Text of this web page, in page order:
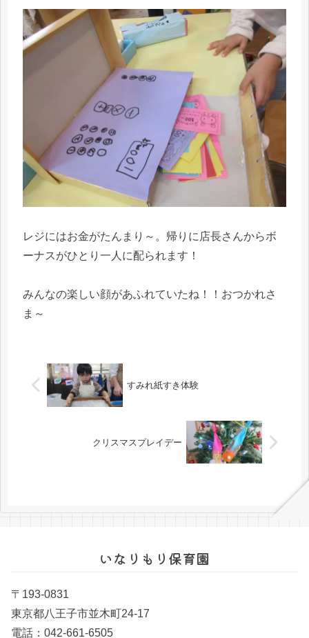
レジにはお金がたんまり～。帰りに店長さんからボ
ーナスがひとり一人に配られます！
みんなの楽しい顔があふれていたね！！おつかれさ
ま～
すみれ紙すき体験
クリスマスプレイデー
いなりもり保育園
〒193-0831
東京都八王子市並木町24-17
電話：042-661-6505